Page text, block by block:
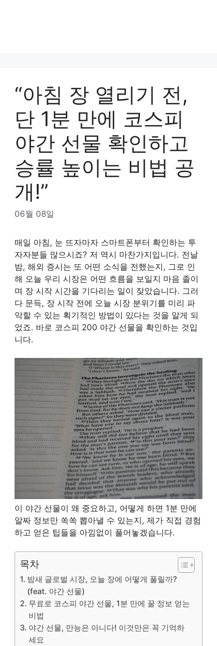
“아침 장 열리기 전,
단 1분 만에 코스피
야간 선물 확인하고
승률 높이는 비법 공
개!”
06월 08일
매일 아침, 눈 뜨자마자 스마트폰부터 확인하는 투
자자분들 많으시죠? 저 역시 마찬가지입니다. 전날
밤, 해외 증시는 또 어떤 소식을 전했는지, 그로 인
해 오늘 우리 시장은 어떤 흐름을 보일지 마음 졸이
며 장 시작 시간을 기다리는 일이 잦았습니다. 그러
다 문득, 장 시작 전에 오늘 시장 분위기를 미리 파
악할 수 있는 획기적인 방법이 있다는 것을 알게 되
었죠. 바로 코스피 200 야간 선물을 확인하는 것입
니다.
이 야간 선물이 왜 중요하고, 어떻게 하면 1분 만에
알짜 정보만 쏙쏙 뽑아낼 수 있는지, 제가 직접 경험
하고 얻은 팁들을 아낌없이 풀어놓겠습니다.
목차
밤새 글로벌 시장, 오늘 장에 어떻게 풀릴까?
(feat. 야간 선물)
무료로 코스피 야간 선물, 1분 만에 꿀 정보 얻는
비법
야간 선물, 만능은 아니다! 이것만은 꼭 기억하
세요